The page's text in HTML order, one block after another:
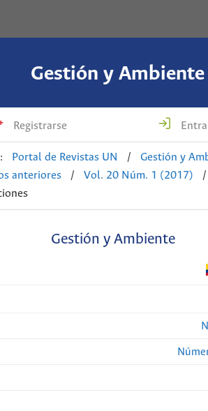
Gestión y Ambiente
Registrarse
Portal de Revistas UN /
Gestión y
anteriores
/ Vol. 20 Núm. 1 (2017)
/
Gestión y Ambiente